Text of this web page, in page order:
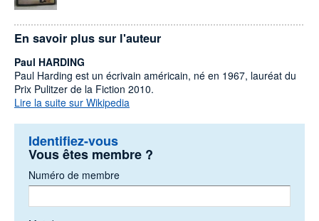
En savoir plus sur l'auteur
Paul HARDING
Paul Harding est un écrivain américain, né en 1967, lauréat du
Prix Pulitzer de la Fiction 2010.
Lire la suite sur Wikipedia
Identifiez-vous
Vous êtes membre ?
Numéro de membre